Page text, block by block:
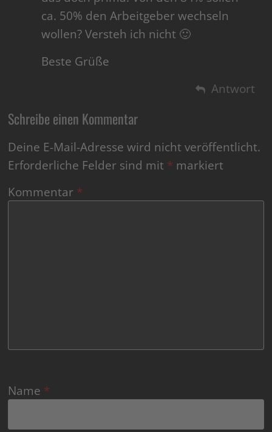
ca. 50% den Arbeitgeber wechseln
wollen? Versteh ich nicht 🙂
Beste Grüße
Antwort
Schreibe einen Kommentar
Deine E-Mail-Adresse wird nicht veröffentlicht.
Erforderliche Felder sind mit * markiert
Kommentar *
Name *